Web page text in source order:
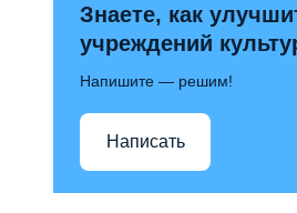
Знаете, как
учреждений
Напишите — решим!
Написать